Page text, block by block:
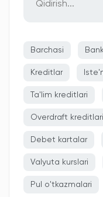
Barchasi
Kreditlar
Ta'lim kreditlari
Overdraft kreditlari
Debet kartalar
Valyuta kurslari
Pul o'tkazmalari